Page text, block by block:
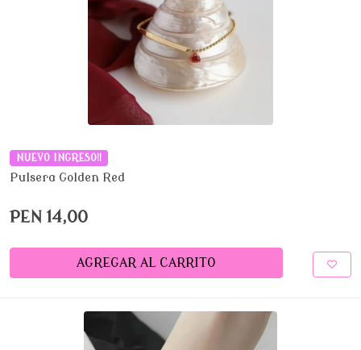
NUEVO INGRESO!!
Pulsera Golden Red
PEN 14,00
AGREGAR AL CARRITO